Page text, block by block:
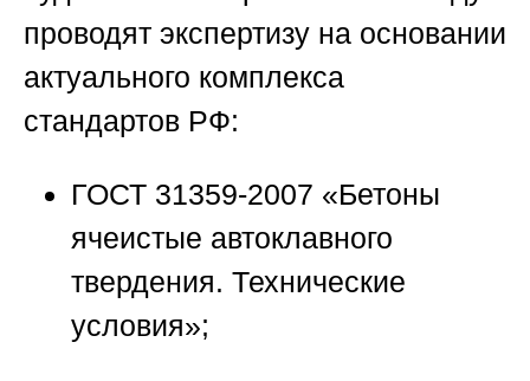
проводят экспертизу на основании
актуального комплекса
стандартов РФ:
ГОСТ 31359-2007 «Бетоны
ячеистые автоклавного
твердения. Технические
условия»;